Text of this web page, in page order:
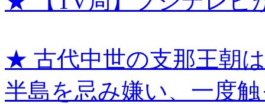
★ 古代中世の支那王朝
半島を忌み嫌い、一度